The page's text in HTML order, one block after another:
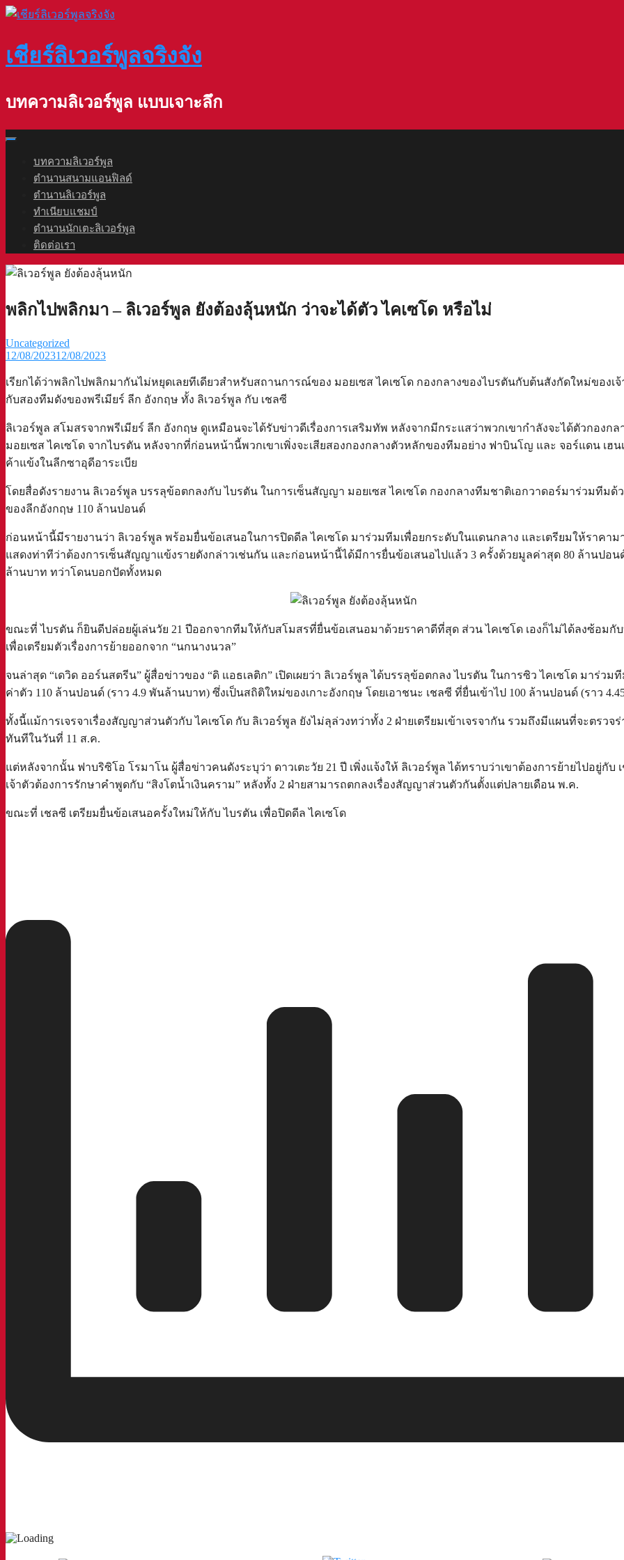
Skip
เชียร์ลิเวอร์พูลจริงจัง
บทความลิเวอร์พูล แบบเจาะลึก
บทความลิเวอร์พูล
ตำนานสนามแอนฟิลด์
ตำนานลิเวอร์พูล
ทำเนียบแชมป์
ตำนานนักเตะลิเวอร์พูล
ติดต่อเรา
พลิกไปพลิกมา – ลิเวอร์พูล ยังต้องลุ้นหนัก ว่าจะได้ตัว ไคเซโด หรือไม่
Uncategorized
12/08/202312/08/2023
เรียกได้ว่าพลิกไปพลิกมากันไม่หยุดเลยทีเดียวสำหรับสถานการณ์ของ มอยเซส ไคเซโด กองกลางของไบรตันกับต้นสังกัดใหม่ของเจ้
กับสองทีมดังของพรีเมียร์ ลีก อังกฤษ ทั้ง ลิเวอร์พูล กับ เชลซี
ลิเวอร์พูล สโมสรจากพรีเมียร์ ลีก อังกฤษ ดูเหมือนจะได้รับข่าวดีเรื่องการเสริมทัพ หลังจากมีกระแสว่าพวกเขากำลังจะได้ตัวกองก
มอยเซส ไคเซโด จากไบรตัน หลังจากที่ก่อนหน้านี้พวกเขาเพิ่งจะเสียสองกองกลางตัวหลักของทีมอย่าง ฟาบินโญ และ จอร์แดน เฮน
ค้าแข้งในลีกซาอุดีอาระเบีย
โดยสื่อดังรายงาน ลิเวอร์พูล บรรลุข้อตกลงกับ ไบรตัน ในการเซ็นสัญญา มอยเซส ไคเซโด กองกลางทีมชาติเอกวาดอร์มาร่วมทีมด้
ของลีกอังกฤษ 110 ล้านปอนด์
ก่อนหน้านี้มีรายงานว่า ลิเวอร์พูล พร้อมยื่นข้อเสนอในการปิดดีล ไคเซโด มาร่วมทีมเพื่อยกระดับในแดนกลาง และเตรียมให้ราคาม
แสดงท่าทีว่าต้องการเซ็นสัญญาแข้งรายดังกล่าวเช่นกัน และก่อนหน้านี้ได้มีการยื่นข้อเสนอไปแล้ว 3 ครั้งด้วยมูลค่าสุด 80 ล้านปอน
ล้านบาท ทว่าโดนบอกปัดทั้งหมด
ขณะที่ ไบรตัน ก็ยินดีปล่อยผู้เล่นวัย 21 ปีออกจากทีมให้กับสโมสรที่ยื่นข้อเสนอมาด้วยราคาดีที่สุด ส่วน ไคเซโด เองก็ไม่ได้ลงซ้อมกั
เพื่อเตรียมตัวเรื่องการย้ายออกจาก “นกนางนวล”
จนล่าสุด “เดวิด ออร์นสตรีน” ผู้สื่อข่าวของ “ดิ แอธเลติก” เปิดเผยว่า ลิเวอร์พูล ได้บรรลุข้อตกลง ไบรตัน ในการซิว ไคเซโด มาร่วม
ค่าตัว 110 ล้านปอนด์ (ราว 4.9 พันล้านบาท) ซึ่งเป็นสถิติใหม่ของเกาะอังกฤษ โดยเอาชนะ เชลซี ที่ยื่นเข้าไป 100 ล้านปอนด์ (ราว
ทั้งนี้แม้การเจรจาเรื่องสัญญาส่วนตัวกับ ไคเซโด กับ ลิเวอร์พูล ยังไม่ลุล่วงทว่าทั้ง 2 ฝ่ายเตรียมเข้าเจรจากัน รวมถึงมีแผนที่จะตรวจร่
ทันทีในวันที่ 11 ส.ค.
แต่หลังจากนั้น ฟาบริซิโอ โรมาโน ผู้สื่อข่าวคนดังระบุว่า ดาวเตะวัย 21 ปี เพิ่งแจ้งให้ ลิเวอร์พูล ได้ทราบว่าเขาต้องการย้ายไปอยู่กับ
เจ้าตัวต้องการรักษาคำพูดกับ “สิงโตน้ำเงินคราม” หลังทั้ง 2 ฝ่ายสามารถตกลงเรื่องสัญญาส่วนตัวกันตั้งแต่ปลายเดือน พ.ค.
ขณะที่ เชลซี เตรียมยื่นข้อเสนอครั้งใหม่ให้กับ ไบรตัน เพื่อปิดดีล ไคเซโด